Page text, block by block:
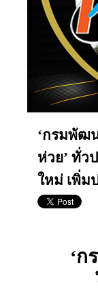
‘กรมพัฒ
ห่วย’ ทั่ว
ใหม่ เพิ่ม
‘ก